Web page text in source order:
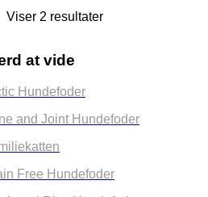
Viser 2 resultater
at vide
Hundefoder
and Joint Hundefoder
Free Hundefoder